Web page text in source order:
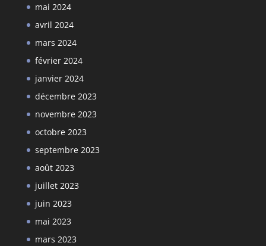
mai 2024
avril 2024
mars 2024
février 2024
janvier 2024
décembre 2023
novembre 2023
octobre 2023
septembre 2023
août 2023
juillet 2023
juin 2023
mai 2023
mars 2023